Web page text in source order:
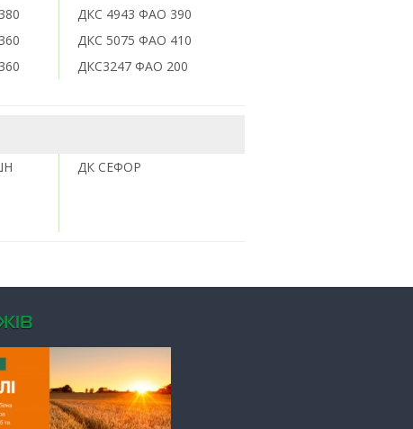
ДКС 4943 ФАО 390
ДКС 5075 ФАО 410
ДКС3247 ФАО 200
ДК СЕФОР